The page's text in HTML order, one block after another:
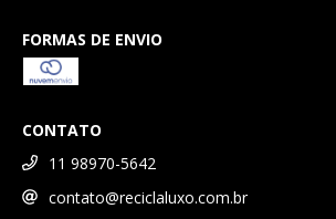
FORMAS DE ENVIO
CONTATO
11 98970-5642
contato@reciclaluxo.com.br